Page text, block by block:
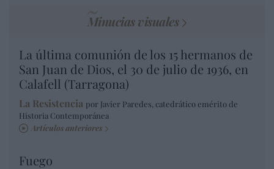
Minucias visuales
La última comunión de los 15 hermanos de
San Juan de Dios, el 30 de julio de 1936, en
Calafell (Tarragona)
La Resistencia por Javier Paredes, catedrático emérito de
Historia Contemporánea
Artículos anteriores
Fuego